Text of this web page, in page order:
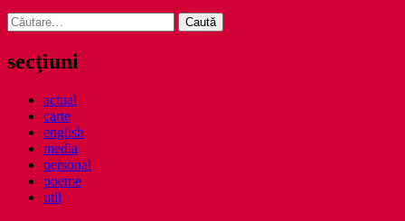
Caută
după:
secţiuni
actual
carte
english
media
personal
poeme
util